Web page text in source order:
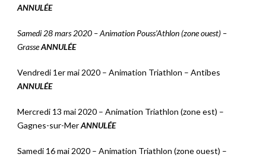
ANNULÉE
Samedi 28 mars 2020 – Animation Pouss’Athlon (zone ouest) –
GrasseANNULÉE
Vendredi 1er mai 2020 – Animation Triathlon – Antibes
ANNULÉE
Mercredi 13 mai 2020 – Animation Triathlon (zone est) –
Gagnes-sur-MerANNULÉE
Samedi 16 mai 2020 – Animation Triathlon (zone ouest) –